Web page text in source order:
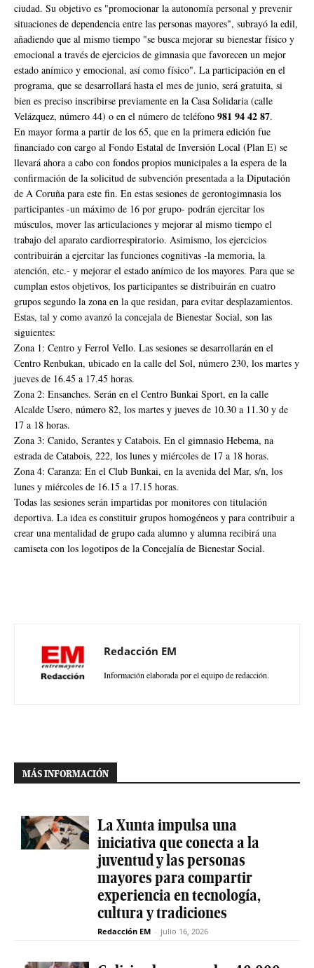
ciudad. Su objetivo es "promocionar la autonomía personal y prevenir
situaciones de dependencia entre las personas mayores", subrayó la edil,
añadiendo que al mismo tiempo "se busca mejorar su bienestar físico y
emocional a través de ejercicios de gimnasia que favorecen un mejor
estado anímico y emocional, así como físico". La participación en el
programa, que se desarrollará hasta el mes de junio, será gratuita, si
bien es preciso inscribirse previamente en la Casa Solidaria (calle
Velázquez, número 44) o en el número de teléfono 981 94 42 87.
En mayor forma a partir de los 65, que en la primera edición fue
financiado con cargo al Fondo Estatal de Inversión Local (Plan E) se
llevará ahora a cabo con fondos propios municipales a la espera de la
confirmación de la solicitud de subvención presentada a la Diputación
de A Coruña para este fin. En estas sesiones de gerontogimnasia los
participantes -un máximo de 16 por grupo- podrán ejercitar los
músculos, mover las articulaciones y mejorar al mismo tiempo el
trabajo del aparato cardiorrespiratorio. Asimismo, los ejercicios
contribuirán a ejercitar las funciones cognitivas -la memoria, la
atención, etc.- y mejorar el estado anímico de los mayores. Para que se
cumplan estos objetivos, los participantes se distribuirán en cuatro
grupos segundo la zona en la que residan, para evitar desplazamientos.
Estas, tal y como avanzó la concejala de Bienestar Social, son las
siguientes:
Zona 1: Centro y Ferrol Vello. Las sesiones se desarrollarán en el
Centro Renbukan, ubicado en la calle del Sol, número 230, los martes y
jueves de 16.45 a 17.45 horas.
Zona 2: Ensanches. Serán en el Centro Bunkai Sport, en la calle
Alcalde Usero, número 82, los martes y jueves de 10.30 a 11.30 y de
17 a 18 horas.
Zona 3: Canido, Serantes y Catabois. En el gimnasio Hebema, na
estrada de Catabois, 222, los lunes y miércoles de 17 a 18 horas.
Zona 4: Caranza: En el Club Bunkai, en la avenida del Mar, s/n, los
lunes y miércoles de 16.15 a 17.15 horas.
Todas las sesiones serán impartidas por monitores con titulación
deportiva. La idea es constituir grupos homogéneos y para contribuir a
crear una mentalidad de grupo cada alumno y alumna recibirá una
camiseta con los logotipos de la Concejalía de Bienestar Social.
Redacción EM
Información elaborada por el equipo de redacción.
MÁS INFORMACIÓN
La Xunta impulsa una
iniciativa que conecta a la
juventud y las personas
mayores para compartir
experiencia en tecnología,
cultura y tradiciones
Redacción EM - julio 16, 2026